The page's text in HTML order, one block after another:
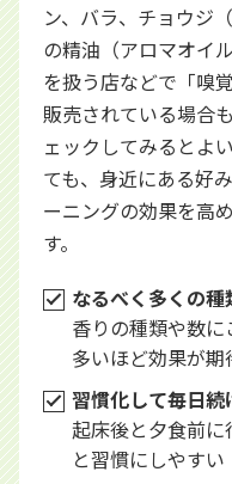
ン、バラ、チョウジ
の精油（アロマオイ
を扱う店などで「嗅
販売されている場合
ェックしてみるとよ
ても、身近にある好
ーニングの効果を高
す。
なるべく多くの種
香りの種類や数
多いほど効果が期
習慣化して毎日続
起床後と夕食前に
と習慣にしやすい